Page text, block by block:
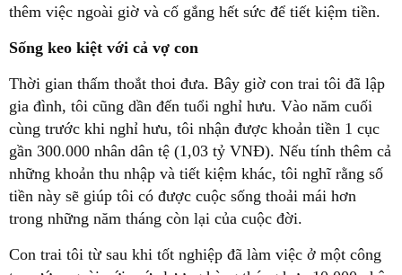
thêm việc ngoài giờ và cố gắng hết sức để tiết kiệm tiền.
Sống keo kiệt với cả vợ con
Thời gian thấm thoắt thoi đưa. Bây giờ con trai tôi đã lập
gia đình, tôi cũng dần đến tuổi nghỉ hưu. Vào năm cuối
cùng trước khi nghỉ hưu, tôi nhận được khoản tiền 1 cục
gần 300.000 nhân dân tệ (1,03 tỷ VNĐ). Nếu tính thêm cả
những khoản thu nhập và tiết kiệm khác, tôi nghĩ rằng số
tiền này sẽ giúp tôi có được cuộc sống thoải mái hơn
trong những năm tháng còn lại của cuộc đời.
Con trai tôi từ sau khi tốt nghiệp đã làm việc ở một công